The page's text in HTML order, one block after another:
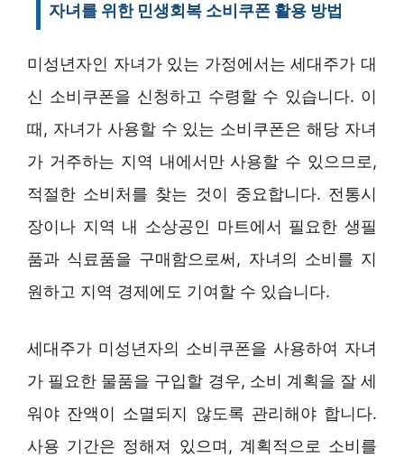
자녀를 위한 민생회복 소비쿠폰 활용 방법
미성년자인 자녀가 있는 가정에서는 세대주가 대
신 소비쿠폰을 신청하고 수령할 수 있습니다. 이
때, 자녀가 사용할 수 있는 소비쿠폰은 해당 자녀
가 거주하는 지역 내에서만 사용할 수 있으므로,
적절한 소비처를 찾는 것이 중요합니다. 전통시
장이나 지역 내 소상공인 마트에서 필요한 생필
품과 식료품을 구매함으로써, 자녀의 소비를 지
원하고 지역 경제에도 기여할 수 있습니다.
세대주가 미성년자의 소비쿠폰을 사용하여 자녀
가 필요한 물품을 구입할 경우, 소비 계획을 잘 세
워야 잔액이 소멸되지 않도록 관리해야 합니다.
사용 기간은 정해져 있으며, 계획적으로 소비를